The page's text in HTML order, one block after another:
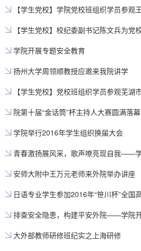
学院开展专题安全教育
扬州大学周领顺教授应邀来我院讲学
院第十届“金话筒”杯主持人大赛圆满落幕
学院举行2016年学生组织换届大会
安师大附中王万元老师来外院举办讲座
大外部教师研修班纪实之上海研修